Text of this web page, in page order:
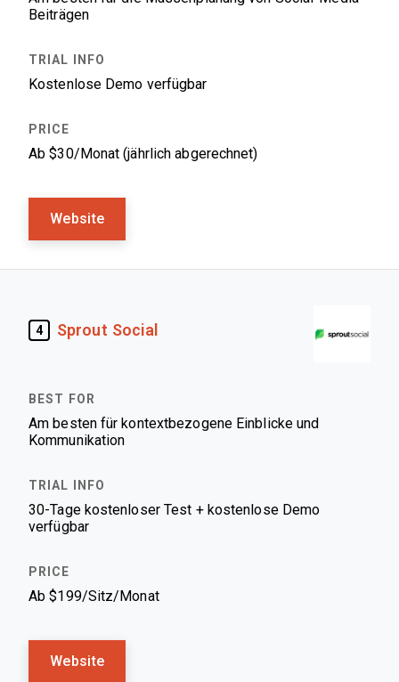
Beiträgen
Kostenlose Demo verfügbar
Ab $30/Monat (jährlich abgerechnet)
Website
4 Sprout Social
Am besten für kontextbezogene Einblicke und
Kommunikation
30-Tage kostenloser Test + kostenlose Demo
verfügbar
Ab $199/Sitz/Monat
Website